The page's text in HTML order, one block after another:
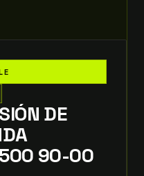
DE
90-00